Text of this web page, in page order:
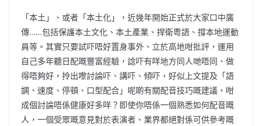
「本土」、或者「本土化」，近幾年開始正式於大家口中廣
傳……包括保護本土文化、本土產業、捍衛粵語、撐本地運動
員等。其實只要試吓唔好置身事外、立於高地咁批評，運用
自己多年聽日配嘅豐富經驗，諗吓有咩地方同人哋唔同、做
得唔夠好，拎出嚟討論吓、講吓、傾吓，好似上文提及「語
調、速度、停頓、口型配合」呢啲有關配音技巧嘅建議，咁
成個討論唔係健康好多咩？即使你唔係一個熟悉如何配音嘅
人，一個受眾嘅意見對於表演者、業界都絕對係可供參考嘅